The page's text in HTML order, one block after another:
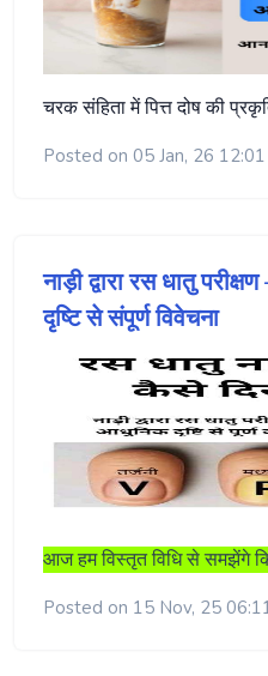
चरक संहिता में पित्त दोष की
Posted on 05 Jan, 26
नाड़ी द्वारा रस धातु
दृष्टि से संपूर्ण विवेचना
आज हम विस्तृत विधि से समझेंगे
Posted on 15 Nov, 25